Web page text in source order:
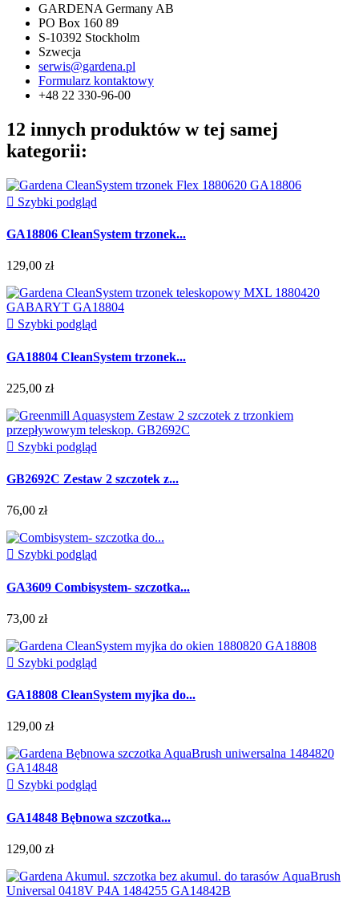
GARDENA Germany AB
PO Box 160 89
S-10392 Stockholm
Szwecja
serwis@gardena.pl
Formularz kontaktowy
+48 22 330-96-00
12 innych produktów w tej samej
kategorii:
 Szybki podgląd
GA18806 CleanSystem trzonek...
129,00 zł
 Szybki podgląd
GA18804 CleanSystem trzonek...
225,00 zł
 Szybki podgląd
GB2692C Zestaw 2 szczotek z...
76,00 zł
 Szybki podgląd
GA3609 Combisystem- szczotka...
73,00 zł
 Szybki podgląd
GA18808 CleanSystem myjka do...
129,00 zł
 Szybki podgląd
GA14848 Bębnowa szczotka...
129,00 zł